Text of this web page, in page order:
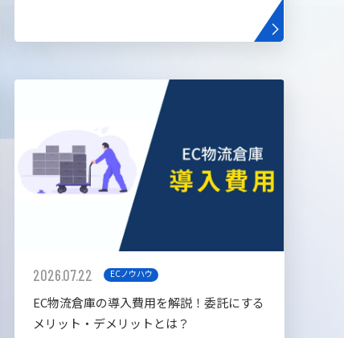
2026.07.22 ECノウハウ
EC物流倉庫の導入費用を解説！委託にする
メリット・デメリットとは？